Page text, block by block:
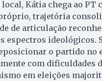
Kátia chega ao PT
trajetória
de articulação
espectros ideológicos.
o partido no
com dificuldades
em eleições